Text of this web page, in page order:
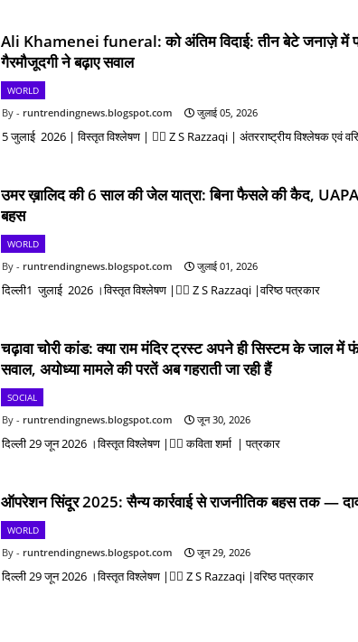
Ali Khamenei funeral: को अंतिम विदाई: तीन बेटे जनाज़े में
गैरमौजूदगी ने बढ़ाए सवाल
WORLD
runtrendingnews.blogspot.com जुलाई 05, 2026
5 जुलाई 2026 | विस्तृत विश्लेषण | ✍🏻 Z S Razzaqi | अंतरराष्ट्रीय विश्लेषक एवं
उमर ख़ालिद की 6 साल की जेल यात्रा: बिना फैसले की कैद,
बहस
WORLD
runtrendingnews.blogspot.com जुलाई 01, 2026
दिल्ली1 जुलाई 2026 ।विस्तृत विश्लेषण |✍🏻 Z S Razzaqi |वरिष्ठ पत्रकार
चढ़ावा चोरी कांड: क्या राम मंदिर ट्रस्ट अपने ही सिस्टम के
सवाल, अयोध्या मामले की परतें अब गहराती जा रही हैं
SOCIAL
runtrendingnews.blogspot.com जून 30, 2026
दिल्ली 29 जून 2026 ।विस्तृत विश्लेषण |✍🏻 कविता शर्मा | पत्रकार
ऑपरेशन सिंदूर 2025: सैन्य कार्रवाई से राजनीतिक बहस तक — दावों,
WORLD
runtrendingnews.blogspot.com जून 29, 2026
दिल्ली 29 जून 2026 ।विस्तृत विश्लेषण |✍🏻 Z S Razzaqi |वरिष्ठ पत्रकार